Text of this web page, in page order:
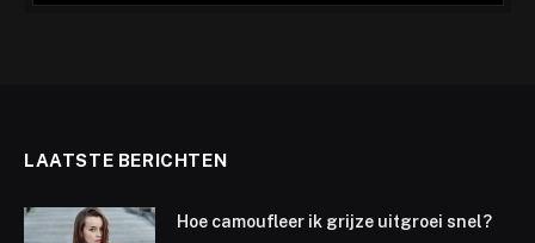
LAATSTE BERICHTEN
Hoe camoufleer ik grijze uitgroei snel?